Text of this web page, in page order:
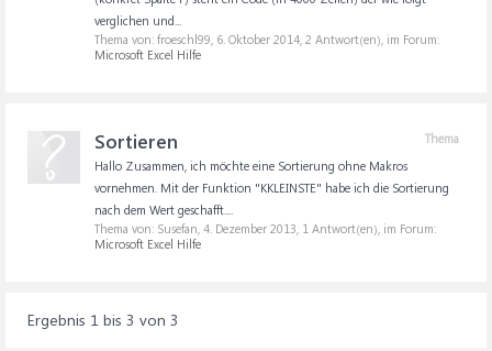
verglichen und...
Thema von: froeschl99, 6. Oktober 2014, 2 Antwort(en), im Forum:
Microsoft Excel Hilfe
Thema
Sortieren
Hallo Zusammen, ich möchte eine Sortierung ohne Makros
vornehmen. Mit der Funktion "KKLEINSTE" habe ich die Sortierung
nach dem Wert geschafft....
Thema von: Susefan, 4. Dezember 2013, 1 Antwort(en), im Forum:
Microsoft Excel Hilfe
Ergebnis 1 bis 3 von 3